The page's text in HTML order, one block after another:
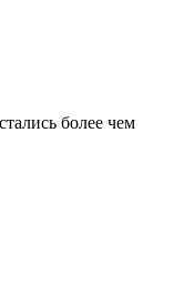
более чем